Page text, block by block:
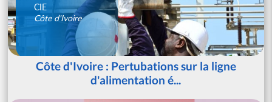
CIE
Côte d'Ivoire
Côte d'Ivoire : Pertubations sur la ligne
d'alimentation é...